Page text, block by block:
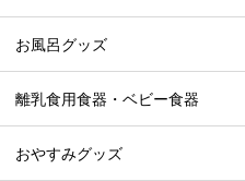
お風呂グッズ
離乳食用食器・ベビー食器
おやすみグッズ